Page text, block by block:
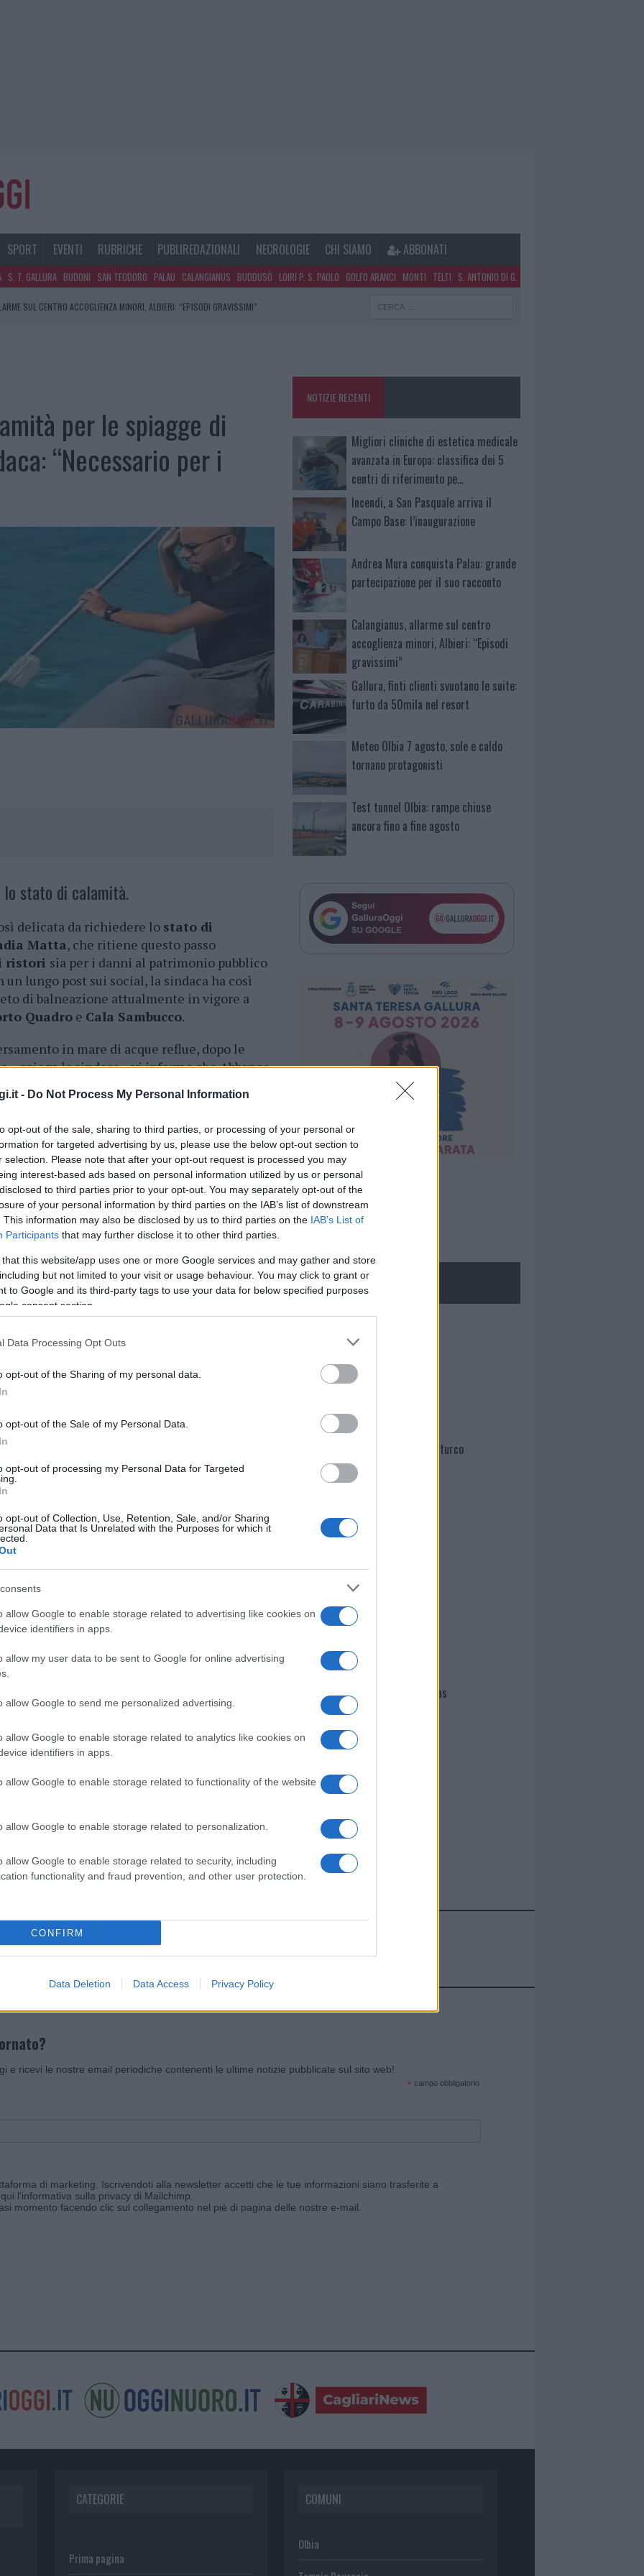
- Do Not Process My Personal Information
opt-out of the sale, sharing to third parties, or processing of your personal or
for targeted advertising by us, please use the below opt-out section to
selection. Please note that after your opt-out request is processed you may
interest-based ads based on personal information utilized by us or personal
to third parties prior to your opt-out. You may separately opt-out of the
of your personal information by third parties on the IAB’s list of downstream
This information may also be disclosed by us to third parties on the IAB’s List of
Participants that may further disclose it to other third parties.
that this website/app uses one or more Google services and may gather and store
but not limited to your visit or usage behaviour. You may click to grant or
to Google and its third-party tags to use your data for below specified purposes
consent section.
Data Processing Opt Outs
opt-out of the Sharing of my personal data.
opt-out of the Sale of my Personal Data.
opt-out of processing my Personal Data for Targeted
opt-out of Collection, Use, Retention, Sale, and/or Sharing
Data that Is Unrelated with the Purposes for which it
allow Google to enable storage related to advertising like cookies on
identifiers in apps.
allow my user data to be sent to Google for online advertising
allow Google to send me personalized advertising.
allow Google to enable storage related to analytics like cookies on
identifiers in apps.
allow Google to enable storage related to functionality of the website
allow Google to enable storage related to personalization.
allow Google to enable storage related to security, including
functionality and fraud prevention, and other user protection.
CONFIRM
Data Deletion Data Access Privacy Policy
SPORT EVENTI RUBRICHE PUBLIREDAZIONALI NECROLOGIE CHI SIAMO ABBONATI
S. T. GALLURA BUDONI SAN TEODORO PALAU CALANGIANUS BUDDUSÒ LOIRI P. S. PAOLO GOLFO ARANCI MONTI TELTI S. ANTONIO DI G.
SUL CENTRO ACCOGLIENZA MINORI, ALBIERI: “EPISODI GRAVISSIMI”
GRANDE PARTECIPAZIONE PER IL SUO RACCONTO
per le spiagge di
“Necessario per i
stato di calamità.
delicata da richiedere lo stato di
Matta, che ritiene questo passo
ristori sia per i danni al patrimonio pubblico
lungo post sui social, la sindaca ha così
di balneazione attualmente in vigore a
Quadro e Cala Sambucco.
in mare di acque reflue, dopo le
– spiega la sindaca – vi informo che Abbanoa
ufficiale, in cui si conferma che gli eventi
un sovraccarico idraulico degli
fognari”. Sovraccarico aggravato da
provocato fermi temporanei delle
di balneazione a Santa Teresa
avuto unagrave mancanza, cioè quella di
Gallura tra i destinatari della
la sindaca: “I nostri avvocati stanno
legale per accertare le
della nostra comunità”. Nadia Matta ha
di un
salute pubblica e accelerare la revoca del
eseguirà le analisi delle acque negli stessi
un giorno di anticipo rispetto all’ARPAS
risultati tempestivi e, nel caso in cui i
eventualmente la revoca del
nella sezioneLogindal menù del sito o
Prossimo articolo
NOTIZIE RECENTI
Migliori cliniche di estetica medicale
avanzata in Europa: classifica dei 5
centri di riferimento pe…
Incendi, a San Pasquale arriva il
Campo Base: l’inaugurazione
Andrea Mura conquista Palau: grande
partecipazione per il suo racconto
Calangianus, allarme sul centro
accoglienza minori, Albieri: “Episodi
gravissimi”
Gallura, finti clienti svuotano le suite:
furto da 50mila nel resort
Meteo Olbia 7 agosto, sole e caldo
tornano protagonisti
Test tunnel Olbia: rampe chiuse
ancora fino a fine agosto
NECROLOGIE
Paolo Pinna
Martina Agostina Diturco
I nostri cari
I nostri cari
Giovannimaria Cabras
Invia un Comunicato Stampa
e ricevi le nostre email periodiche contenenti le ultime notizie pubblicate sul sito web!
* campo obbligatorio
di marketing. Iscrivendoti alla newsletter accetti che le tue informazioni siano trasferite a
l'informativa sulla privacy di Mailchimp
momento facendo clic sul collegamento nel piè di pagina delle nostre e-mail.
CATEGORIE
Prima pagina
COMUNI
Olbia